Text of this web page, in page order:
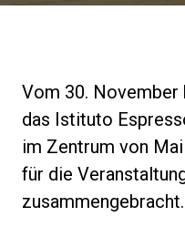
Vom 30. November
das Istituto
im Zentrum von
für die
zusammengebracht.
Unsere Labore
Nachhaltigkeit
Connect